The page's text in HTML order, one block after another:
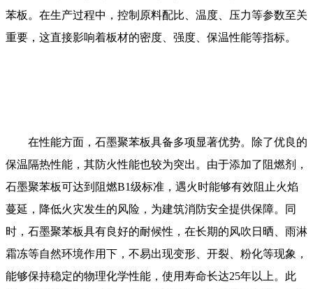
苯板。在生产过程中，控制原料配比、温度、压力等参数至关
重要，这直接影响着板材的密度、强度、保温性能等指标。
在性能方面，石墨聚苯板具备多项显著优势。除了优良的
保温隔热性能，其防火性能也较为突出。由于添加了阻燃剂，
石墨聚苯板可达到阻燃B1级标准，遇火时能够有效阻止火焰
蔓延，降低火灾发生的风险，为建筑消防安全提供保障。同
时，石墨聚苯板具有良好的耐候性，在长期的风吹日晒、雨淋
霜冻等自然环境作用下，不易出现变形、开裂、粉化等现象，
能够保持稳定的物理化学性能，使用寿命长达25年以上。此